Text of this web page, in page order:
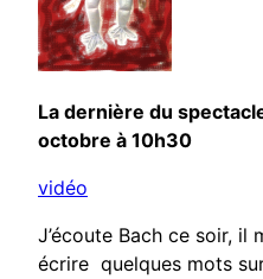
La dernière du
octobre à 10h30
vidéo
J’écoute Bach ce soir, il
écrire quelques mots